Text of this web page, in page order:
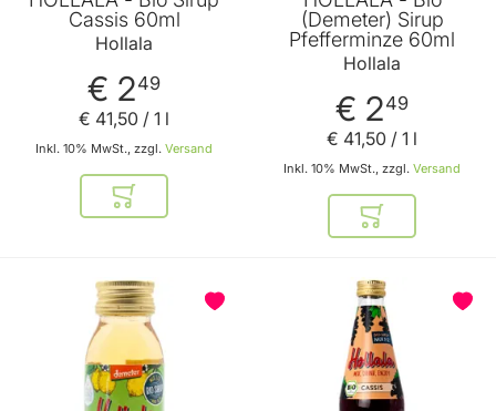
Cassis 60ml
Hollala
€ 249
Inkl. 10% MwSt., zzgl. Versand
€ 41,50 / 1 l
In den Warenkorb
(Demeter) Sirup
Pfefferminze 60ml
Hollala
€ 249
Inkl. 10% MwSt., zzgl. Versand
€ 41,50 / 1 l
In den